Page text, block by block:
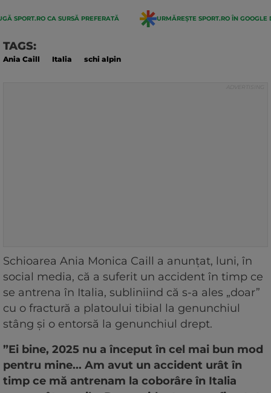
SPORT.RO CA SURSĂ PREFERATĂ URMĂREȘTE SPORT.RO ÎN GOOGLE
TAGS:
Ania Caill Italia schi alpin
Schioarea Ania Monica Caill a anunţat, luni, în
social media, că a suferit un accident în timp ce
se antrena în Italia, subliniind că s-a ales „doar”
cu o fractură a platoului tibial la genunchiul
stâng şi o entorsă la genunchiul drept.
”Ei bine, 2025 nu a început în cel mai bun mod
pentru mine... Am avut un accident urât în
timp ce mă antrenam la coborâre în Italia